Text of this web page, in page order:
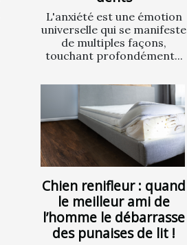
L'anxiété est une émotion
universelle qui se manifeste
de multiples façons,
touchant profondément...
Chien renifleur : quand
le meilleur ami de
l’homme le débarrasse
des punaises de lit !